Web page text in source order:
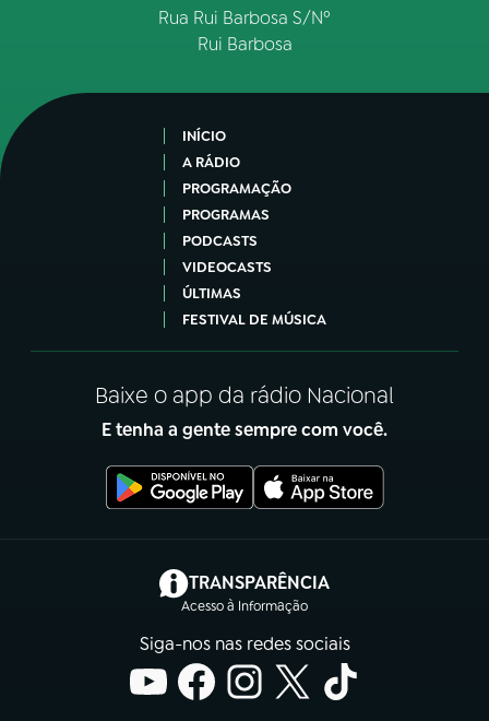
Rua Rui Barbosa S/Nº
Rui Barbosa
INÍCIO
A RÁDIO
PROGRAMAÇÃO
PROGRAMAS
PODCASTS
VIDEOCASTS
ÚLTIMAS
FESTIVAL DE MÚSICA
Baixe o app da rádio Nacional
E tenha a gente sempre com você.
TRANSPARÊNCIA
Acesso à Informação
(abre em nova aba)
Siga-nos nas redes sociais